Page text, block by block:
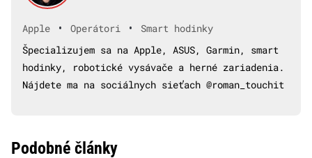
Apple • Operátori •
Smart hodinky
Špecializujem sa na Apple, ASUS, Garmin, smart
hodinky, robotické vysávače a herné zariadenia.
Nájdete ma na sociálnych sieťach @roman_touchit
Podobné články